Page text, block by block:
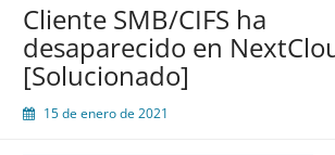
con
OpenMediaVault
y
Compose
Cliente SMB/CIFS ha
desaparecido en
[Solucionado]
15 de enero de 2021